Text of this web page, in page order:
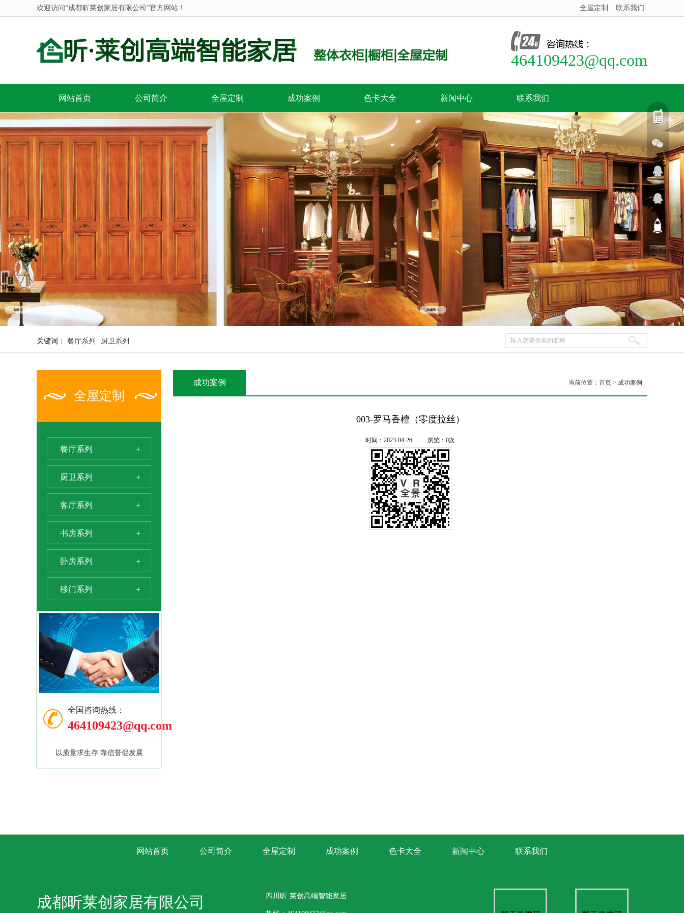
欢迎访问“成都昕莱创家居有限公司”官方网站！ 全屋定制 联系我们
464109423@qq.com
网站首页 公司简介 全屋定制 成功案例 色卡大全 新闻中心 联系我们
关键词： 餐厅系列 厨卫系列
全屋定制
餐厅系列 +
厨卫系列 +
客厅系列 +
书房系列 +
卧房系列 +
移门系列 +
全国咨询热线：
464109423@qq.com
以质量求生存 靠信誉促发展
成功案例 当前位置： 首页 > 成功案例
003-罗马香檀（零度拉丝）
时间：2023-04-26 浏览：0次
网站首页 公司简介 全屋定制 成功案例 色卡大全 新闻中心 联系我们
成都昕莱创家居有限公司 四川昕·莱创高端智能家居